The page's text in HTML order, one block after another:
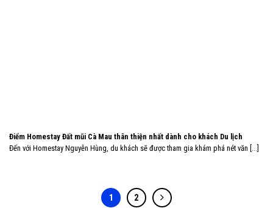
Điểm Homestay Đất mũi Cà Mau thân thiện nhất dành cho khách Du lịch
Đến với Homestay Nguyễn Hùng, du khách sẽ được tham gia khám phá nét văn [...]
1 2